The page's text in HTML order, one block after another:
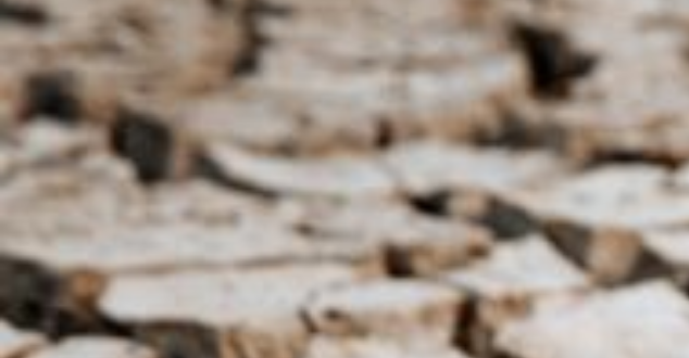
|
OTE et DDI
|
Travail & santé
|
Action sociale
|
Contractuels
|
Le dialogue social engagé pour une Intelligence Artificielle au service du public et des agents
Nous rejoindre
Comment Agir ?
Médias